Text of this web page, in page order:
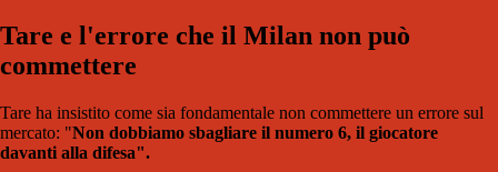
Tare e l'errore che il Milan non può
commettere
Tare ha insistito come sia fondamentale non commettere un errore sul
mercato: "Non dobbiamo sbagliare il numero 6, il giocatore
davanti alla difesa".